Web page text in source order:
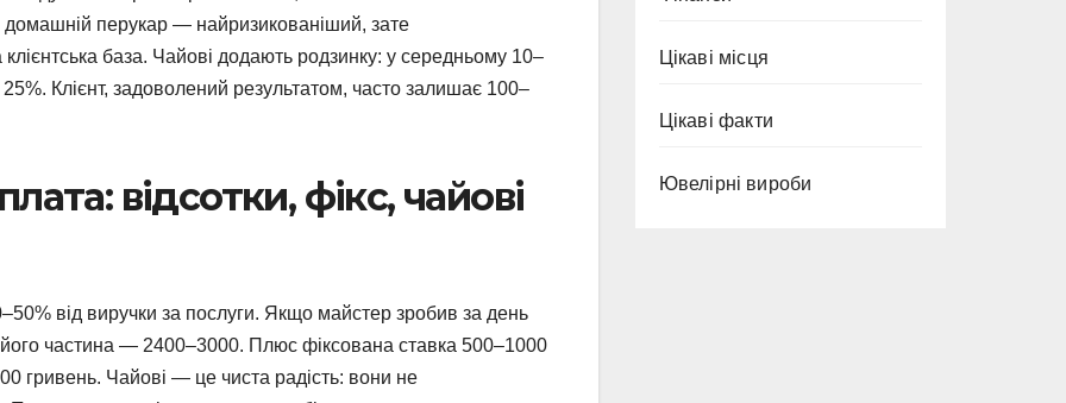
домашній перукар — найризикованіший, зате
база. Чайові додають родзинку: у середньому 10–
Клієнт, задоволений результатом, часто залишає 100–
відсотки, фікс, чайові
від виручки за послуги. Якщо майстер зробив за день
частина — 2400–3000. Плюс фіксована ставка 500–1000
гривень. Чайові — це чиста радість: вони не
Цікаві місця
Цікаві факти
Ювелірні вироби